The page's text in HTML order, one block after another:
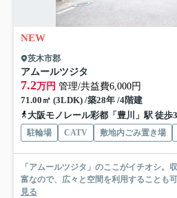
NEW
茨木市郡
アムールツジタ
7.2万円 管理/共益費6,000円
71.00㎡ (3LDK) /築28年 /4階建
大阪モノレール彩都「豊川」駅 徒歩
駐輪場 CATV 敷地内ごみ置き場
「アムールツジタ」のここがイチオシ。
富なので、広々と空間を利用することも
見る